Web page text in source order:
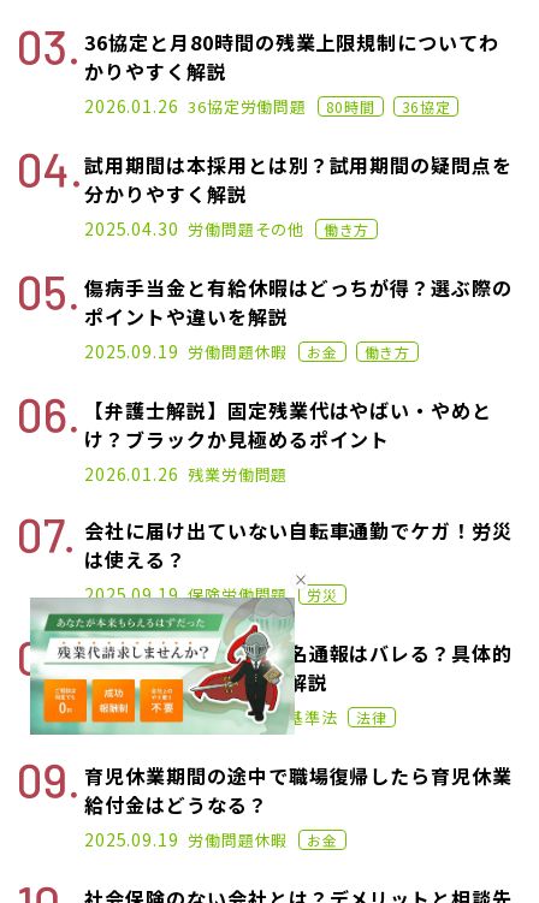
36協定と月80時間の残業上限規制についてわ
かりやすく解説
2024.11.11
2026.01.26 36協定労働問題 80時間 36協定
試用期間は本採用とは別？試用期間の疑問点を
分かりやすく解説
2021.01.14
2025.04.30 労働問題その他 働き方
傷病手当金と有給休暇はどっちが得？選ぶ際の
ポイントや違いを解説
2022.02.09
2025.09.19 労働問題休暇 お金 働き方
【弁護士解説】固定残業代はやばい・やめと
け？ブラックか見極めるポイント
2025.07.25
2026.01.26 残業労働問題
会社に届け出ていない自転車通勤でケガ！労災
は使える？
2021.11.18
2025.09.19 保険労働問題 労災
労働基準監督署への匿名通報はバレる？具体的
な相談方法についても解説
2021.06.09
2025.11.11 労働問題労働基準法 法律
育児休業期間の途中で職場復帰したら育児休業
給付金はどうなる？
2021.11.18
2025.09.19 労働問題休暇 お金